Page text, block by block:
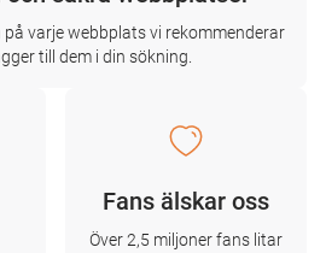
varje webbplats vi rekommenderar
till dem i din sökning.
Fans älskar oss
Över 2,5 miljoner fans litar